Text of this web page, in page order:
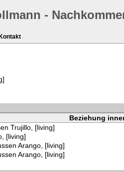
-
Kontakt
Beziehung
Trujillo, [living]
[living]
Arango, [living]
Arango, [living]